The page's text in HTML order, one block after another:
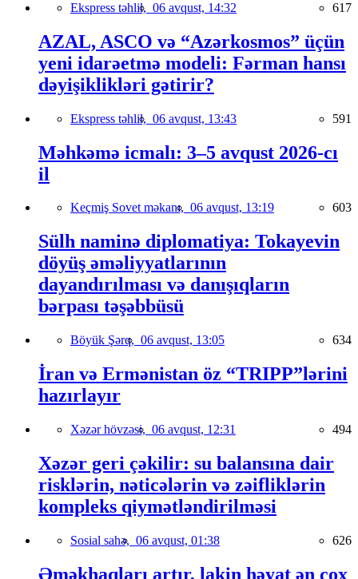
Ekspress təhlil, 06 avqust, 14:32 617
AZAL, ASCO və “Azərkosmos” üçün
yeni idarəetmə modeli: Fərman hansı
dəyişiklikləri gətirir?
Ekspress təhlil, 06 avqust, 13:43 591
Məhkəmə icmalı: 3–5 avqust 2026-cı
il
Keçmiş Sovet məkanı, 06 avqust, 13:19 603
Sülh naminə diplomatiya: Tokayevin
döyüş əməliyyatlarının
dayandırılması və danışıqların
bərpası təşəbbüsü
Böyük Şərq, 06 avqust, 13:05 634
İran və Ermənistan öz “TRIPP”lərini
hazırlayır
Xəzər hövzəsi, 06 avqust, 12:31 494
Xəzər geri çəkilir: su balansına dair
risklərin, nəticələrin və zəifliklərin
kompleks qiymətləndirilməsi
Sosial sahə, 06 avqust, 01:38 626
Əməkhaqları artır, lakin həyat ən çox